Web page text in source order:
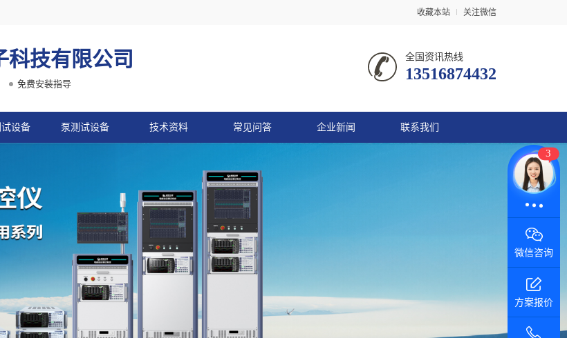
收藏本站 关注微信
科技有限公司
免费安装指导
全国资讯热线
13516874432
设备 泵测试设备 技术资料 常见问答 企业新闻 联系我们
3
微信咨询
方案报价